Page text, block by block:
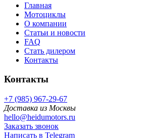
Главная
Мотоциклы
О компании
Статьи и новости
FAQ
Стать дилером
Контакты
Контакты
+7 (985) 967-29-67
Доставка из Москвы
hello@heidumotors.ru
Заказать звонок
Написать в Telegram